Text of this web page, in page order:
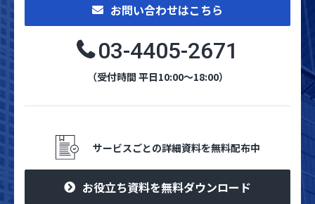
お問い合わせはこちら
03-4405-2671
（受付時間 平日10:00～18:00）
サービスごとの詳細資料を無料配布中
お役立ち資料を無料ダウンロード